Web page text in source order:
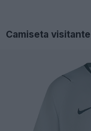
Camiseta